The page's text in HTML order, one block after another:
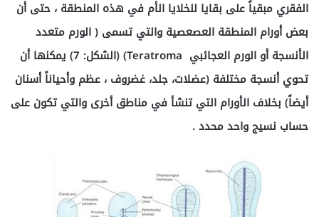
الفقري مبقياً على بقايا للخلايا الأم في هذه المنطقة ، حتى أن
بعض أورام المنطقة العصعصية والتي تسمى ( الورم متعدد
الأنسجة أو الورم العجائبي Teratroma) (الشكل: 7) يمكنها أن
تحوي أنسجة مختلفة (عضلات، جلد، غضروف ، عظم وأحياناً أسنان
أيضاً) بخلاف الأورام التي تنشأ في مناطق أخرى والتي تكون على
حساب نسيج واحد محدد .